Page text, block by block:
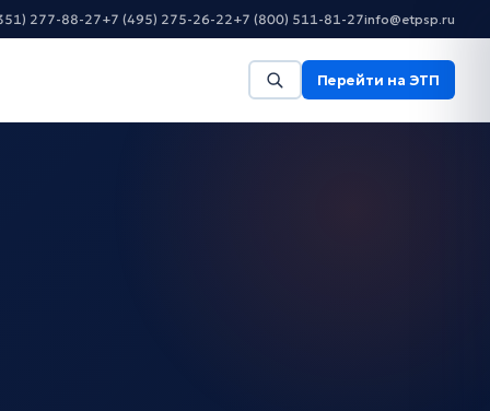
277-88-27+7 (495) 275-26-22+7 (800) 511-81-27info@etpsp.ru
Перейти на ЭТП